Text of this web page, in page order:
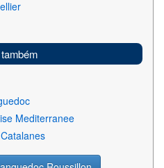
Mediterranee